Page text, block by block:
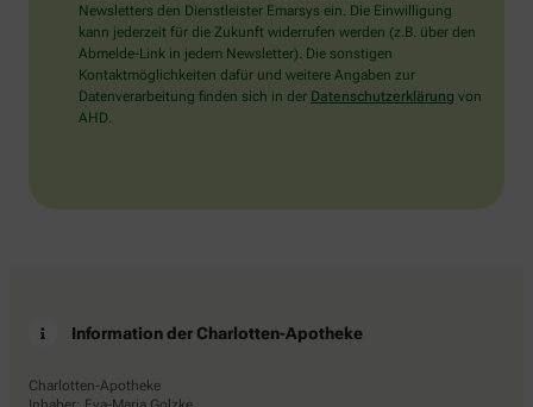
den
Stern.
Newsletters den Dienstleister Emarsys ein. Die Einwilligung
kann jederzeit für die Zukunft widerrufen werden (z.B. über den
Abmelde-Link in jedem Newsletter). Die sonstigen
Kontaktmöglichkeiten dafür und weitere Angaben zur
Datenverarbeitung finden sich in der Datenschutzerklärung von
AHD.
Information der Charlotten-Apotheke
Charlotten-Apotheke